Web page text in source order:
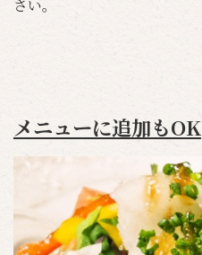
さい。
メニューに追加もOK